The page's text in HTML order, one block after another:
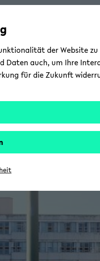
der Website
Daten auch, um Ihre
für die Zukunft